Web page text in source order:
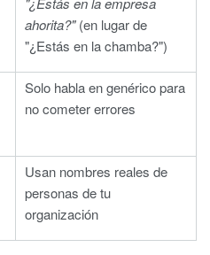
ahorita?"(en lugar de
"¿Estás en la chamba?")
Solo habla en genérico para
no cometer errores
Usan nombres reales de
personas de tu
organización